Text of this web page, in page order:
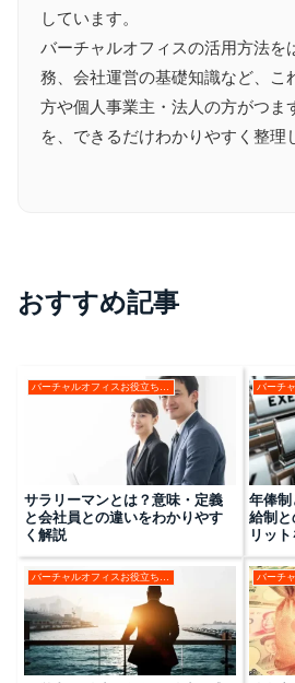
しています。
バーチャルオフィスの活用方法を
務、会社運営の基礎知識など、こ
方や個人事業主・法人の方がつま
を、できるだけわかりやすく整理
おすすめ記事
バーチャルオフィスお役立ちコラム
サラリーマンとは？意味・定義
と会社員との違いをわかりやす
く解説
年俸制
給制と
リッ